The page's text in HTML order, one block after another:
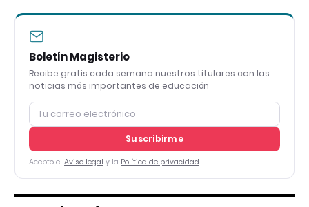
Boletín Magisterio
Recibe gratis cada semana nuestros titulares con las
noticias más importantes de educación
Suscribirme
Acepto el Aviso legal y la Política de privacidad